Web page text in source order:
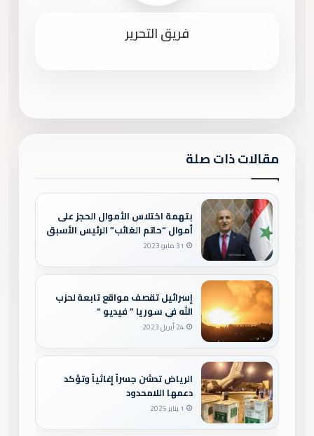
فريق التحرير
مقالات ذات صلة
بتهمة اختلاس الأموال الحجز على
أموال “حاتم الغائب” الرئيس الأسبق
لاتحاد كرة القدم بسوريا
31 مايو 2023
إسرائيل تقصف مواقع تابعة لحزب
الله في سوريا ” فيديو “
24 أبريل 2023
الرياض تدشن جسراً إغاثياً وتؤكد
دعمها اللامحدود
1 يناير 2025